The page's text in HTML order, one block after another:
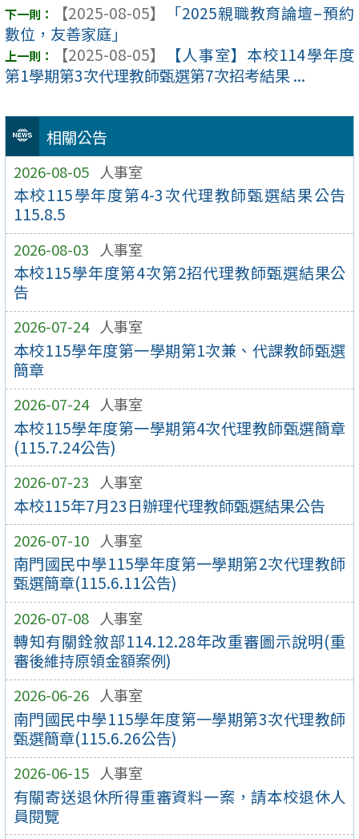
相關公告
2026-08-05 人事室
本校115學年度第4-3次代理教師甄選結果公告
115.8.5
2026-08-03 人事室
本校115學年度第4次第2招代理教師甄選結果公
告
2026-07-24 人事室
本校115學年度第一學期第1次兼、代課教師甄選
簡章
2026-07-24 人事室
本校115學年度第一學期第4次代理教師甄選簡章
(115.7.24公告)
2026-07-23 人事室
本校115年7月23日辦理代理教師甄選結果公告
2026-07-10 人事室
南門國民中學115學年度第一學期第2次代理教師
甄選簡章(115.6.11公告)
2026-07-08 人事室
轉知有關銓敘部114.12.28年改重審圖示說明(重
審後維持原領金額案例)
2026-06-26 人事室
南門國民中學115學年度第一學期第3次代理教師
甄選簡章(115.6.26公告)
2026-06-15 人事室
有關寄送退休所得重審資料一案，請本校退休⼈
員閱覽
【2025-08-05】
「2025親職教育論壇–預約
數位，友善家庭」
【2025-08-05】
【人事室】本校114學年度
第1學期第3次代理教師甄選第7次招考結果 ...